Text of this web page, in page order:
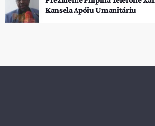
Kansela Apóiu Umanitáriu